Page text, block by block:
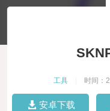
工具 时间：
安卓下载